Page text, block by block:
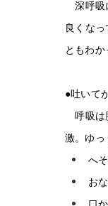
深呼吸
良くな
ともわか
●吐いて
呼吸は
激。ゆっ
へ
お